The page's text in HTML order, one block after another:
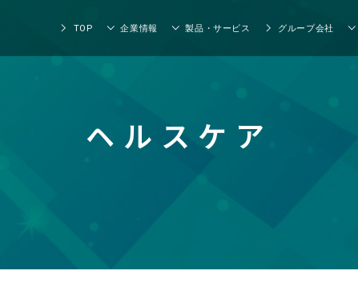
TOP 企業情報 製品・サービス グループ会社
ヘルスケア